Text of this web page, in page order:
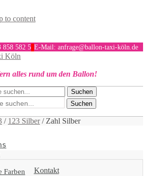
to content
858 582 5 E-Mail: anfrage@ballon-taxi-köln.de
alles rund um den Ballon!
Suchen
Kontakt
Suchen
Farben
/ 123 Silber/ Zahl Silber